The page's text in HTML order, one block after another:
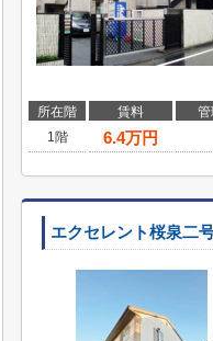
所在階 賃料
1階
6.4万円
エクセレント桜泉二